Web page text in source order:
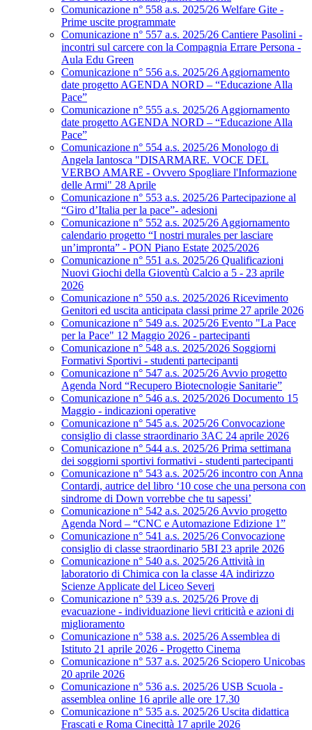
Comunicazione n° 558 a.s. 2025/26 Welfare Gite -
Prime uscite programmate
Comunicazione n° 557 a.s. 2025/26 Cantiere Pasolini -
incontri sul carcere con la Compagnia Errare Persona -
Aula Edu Green
Comunicazione n° 556 a.s. 2025/26 Aggiornamento
date progetto AGENDA NORD – “Educazione Alla
Pace”
Comunicazione n° 555 a.s. 2025/26 Aggiornamento
date progetto AGENDA NORD – “Educazione Alla
Pace”
Comunicazione n° 554 a.s. 2025/26 Monologo di
Angela Iantosca "DISARMARE. VOCE DEL
VERBO AMARE - Ovvero Spogliare l'Informazione
delle Armi" 28 Aprile
Comunicazione n° 553 a.s. 2025/26 Partecipazione al
“Giro d’Italia per la pace”- adesioni
Comunicazione n° 552 a.s. 2025/26 Aggiornamento
calendario progetto “I nostri murales per lasciare
un’impronta” - PON Piano Estate 2025/2026
Comunicazione n° 551 a.s. 2025/26 Qualificazioni
Nuovi Giochi della Gioventù Calcio a 5 - 23 aprile
2026
Comunicazione n° 550 a.s. 2025/2026 Ricevimento
Genitori ed uscita anticipata classi prime 27 aprile 2026
Comunicazione n° 549 a.s. 2025/26 Evento "La Pace
per la Pace" 12 Maggio 2026 - partecipanti
Comunicazione n° 548 a.s. 2025/2026 Soggiorni
Formativi Sportivi - studenti partecipanti
Comunicazione n° 547 a.s. 2025/26 Avvio progetto
Agenda Nord “Recupero Biotecnologie Sanitarie”
Comunicazione n° 546 a.s. 2025/2026 Documento 15
Maggio - indicazioni operative
Comunicazione n° 545 a.s. 2025/26 Convocazione
consiglio di classe straordinario 3AC 24 aprile 2026
Comunicazione n° 544 a.s. 2025/26 Prima settimana
dei soggiorni sportivi formativi - studenti partecipanti
Comunicazione n° 543 a.s. 2025/26 incontro con Anna
Contardi, autrice del libro ‘10 cose che una persona con
sindrome di Down vorrebbe che tu sapessi’
Comunicazione n° 542 a.s. 2025/26 Avvio progetto
Agenda Nord – “CNC e Automazione Edizione 1”
Comunicazione n° 541 a.s. 2025/26 Convocazione
consiglio di classe straordinario 5BI 23 aprile 2026
Comunicazione n° 540 a.s. 2025/26 Attività in
laboratorio di Chimica con la classe 4A indirizzo
Scienze Applicate del Liceo Severi
Comunicazione n° 539 a.s. 2025/26 Prove di
evacuazione - individuazione lievi criticità e azioni di
miglioramento
Comunicazione n° 538 a.s. 2025/26 Assemblea di
Istituto 21 aprile 2026 - Progetto Cinema
Comunicazione n° 537 a.s. 2025/26 Sciopero Unicobas
20 aprile 2026
Comunicazione n° 536 a.s. 2025/26 USB Scuola -
assemblea online 16 aprile alle ore 17.30
Comunicazione n° 535 a.s. 2025/26 Uscita didattica
Frascati e Roma Cinecittà 17 aprile 2026